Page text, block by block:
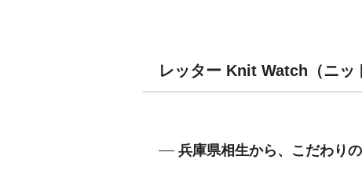
レッター Knit Watch（ニ
兵庫県相生から、こだわり